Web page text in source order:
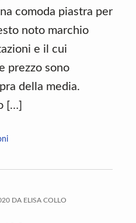
comoda piastra per
noto marchio
e il cui
prezzo sono
della media.
[…]
DA ELISA COLLO